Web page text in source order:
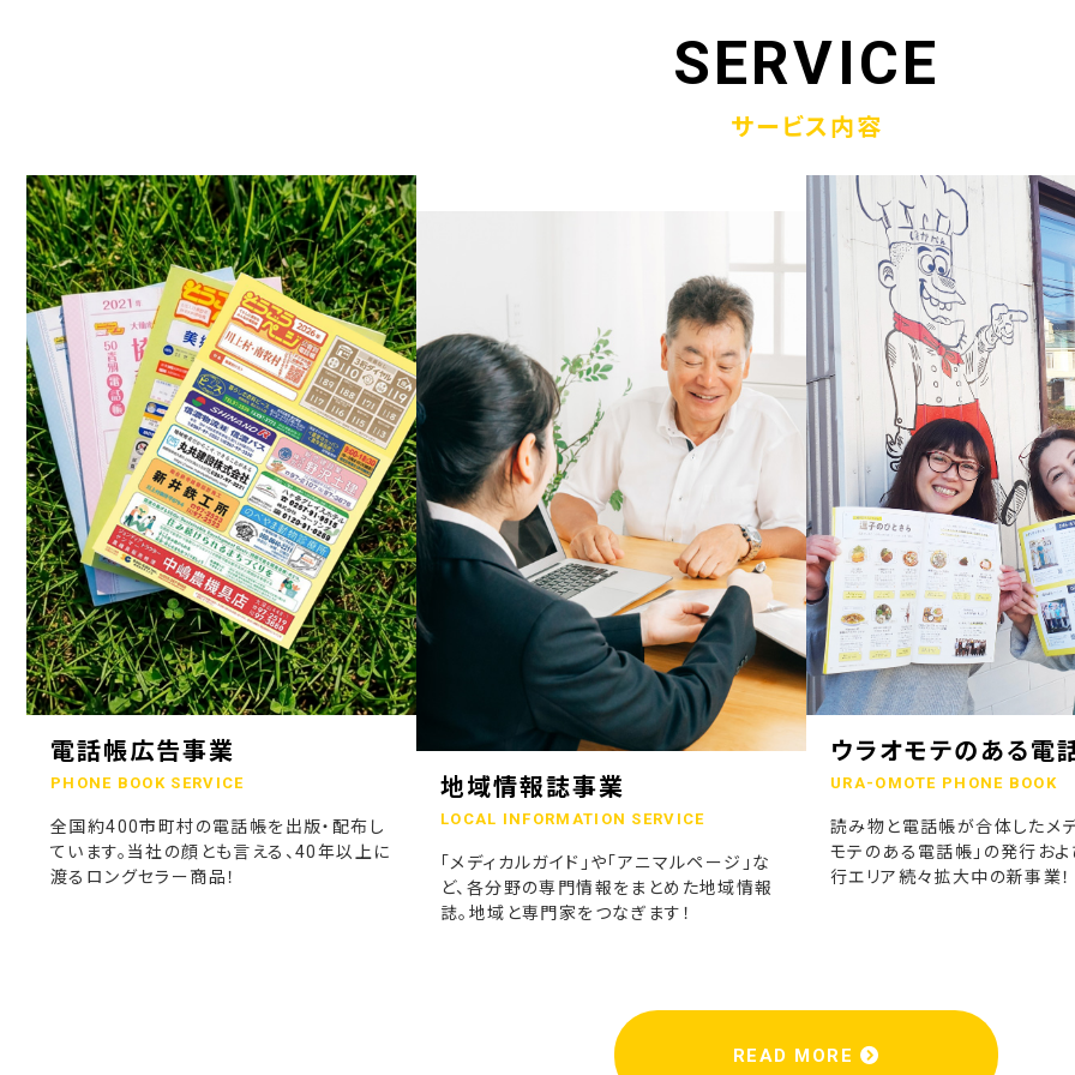
「ウラオモテのある電話帳」がメディアに紹介されまし
SERVICE
サービス内容
電話帳広告事業
PHONE BOOK SERVICE
全国約400市町村の電話帳を出版・配布し
ています。当社の顔とも言える、40年以上に
渡るロングセラー商品！
地域情報誌事業
LOCAL INFORMATION SERVICE
「メディカルガイド」や「アニマルページ」な
ど、各分野の専門情報をまとめた地域情報
誌。地域と専門家をつなぎます！
ウラオモテのある電
URA-OMOTE PHONE BOOK
読み物と電話帳が合体したメデ
モテのある電話帳」の発行およ
行エリア続々拡大中の新事業！
READ MORE